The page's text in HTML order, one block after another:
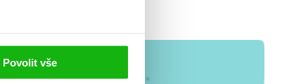
Povolit vše